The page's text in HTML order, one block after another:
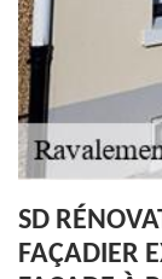
SD
FAÇADIER